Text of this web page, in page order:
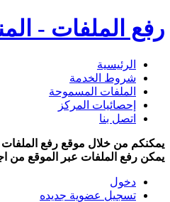
رفع الملفات -
الرئيسية
شروط الخدمة
الملفات المسموحة
إحصائيات المركز
اتصل بنا
يمكنكم من خلال موقع رفع
يمكن رفع الملفات عبر الموقع من
دخول
تسجيل عضوية جديده